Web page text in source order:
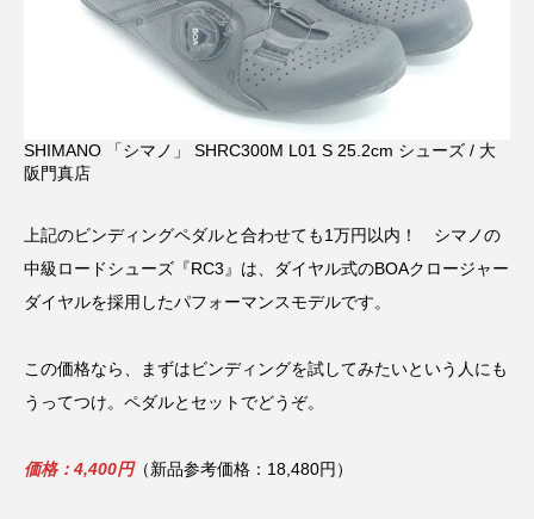
SHIMANO 「シマノ」 SHRC300M L01 S 25.2cm シューズ / 大
阪門真店
上記のビンディングペダルと合わせても1万円以内！ シマノの
中級ロードシューズ『RC3』は、ダイヤル式のBOAクロージャー
ダイヤルを採用したパフォーマンスモデルです。
この価格なら、まずはビンディングを試してみたいという人にも
うってつけ。ペダルとセットでどうぞ。
価格：4,400円（新品参考価格：18,480円）